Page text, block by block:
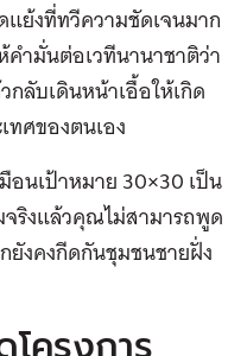
แย้งที่ทวีความชัดเจนมาก
คำมั่นต่อเวทีนานาชาติว่า
ลับเดินหน้าเอื้อให้เกิด
ทศของตนเอง
อนเป้าหมาย 30×30 เป็น
ริงแล้วคุณไม่สามารถพูด
งคงกีดกันชุมชนชายฝั่ง